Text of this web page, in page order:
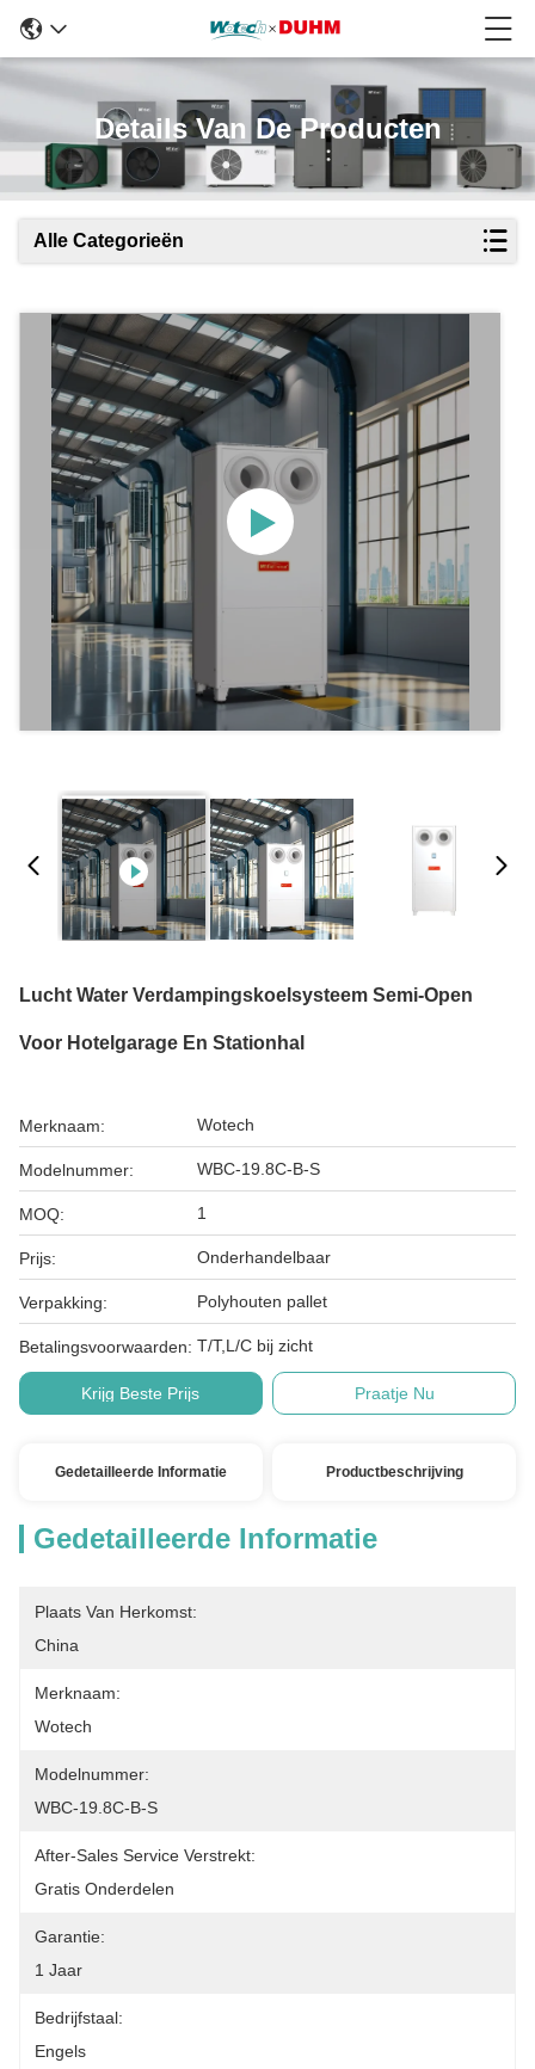
Details Van De Producten
Alle Categorieën
Lucht Water Verdampingskoelsysteem Semi-Open
Voor Hotelgarage En Stationhal
Merknaam: Wotech
Modelnummer: WBC-19.8C-B-S
MOQ: 1
Prijs: Onderhandelbaar
Verpakking: Polyhouten pallet
Betalingsvoorwaarden: T/T,L/C bij zicht
Krijg Beste Prijs Praatje Nu
Gedetailleerde Informatie Productbeschrijving
Gedetailleerde Informatie
Plaats Van Herkomst:
China
Merknaam:
Wotech
Modelnummer:
WBC-19.8C-B-S
After-Sales Service Verstrekt:
Gratis Onderdelen
Garantie:
1 Jaar
Bedrijfstaal:
Engels